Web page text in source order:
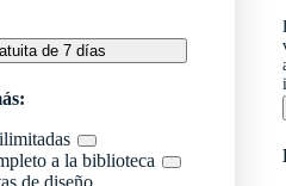
de 7 días
a la biblioteca
de diseño